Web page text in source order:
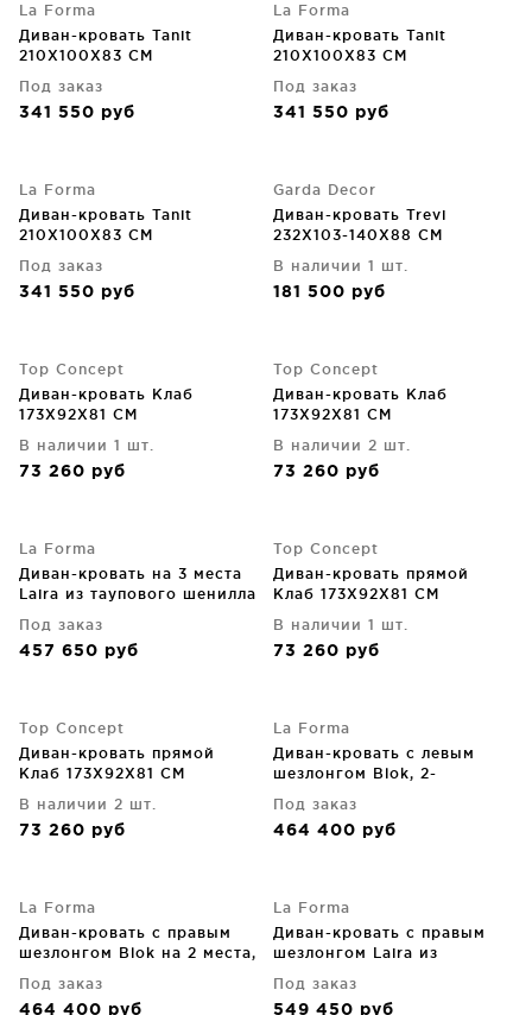
La Forma
Диван-кровать Tanit
210X100X83 CM
Под заказ
341 550 руб
La Forma
Диван-кровать Tanit
210X100X83 CM
Под заказ
341 550 руб
La Forma
Диван-кровать Tanit
210X100X83 CM
Под заказ
341 550 руб
Garda Decor
Диван-кровать Trevi
232X103-140X88 CM
В наличии 1 шт.
181 500 руб
Top Concept
Диван-кровать Клаб
173X92X81 CM
В наличии 1 шт.
73 260 руб
Top Concept
Диван-кровать Клаб
173X92X81 CM
В наличии 2 шт.
73 260 руб
La Forma
Диван-кровать на 3 места
Laira из таупового шенилла
Под заказ
457 650 руб
Top Concept
Диван-кровать прямой
Клаб 173X92X81 CM
В наличии 1 шт.
73 260 руб
Top Concept
Диван-кровать прямой
Клаб 173X92X81 CM
В наличии 2 шт.
73 260 руб
La Forma
Диван-кровать с левым
шезлонгом Blok, 2-
плотного вельвета 240 CM
Под заказ
464 400 руб
La Forma
Диван-кровать с правым
шезлонгом Blok на 2 места,
вельвета 240 CM
Под заказ
464 400 руб
La Forma
Диван-кровать с правым
шезлонгом Laira из
246X170X89 CM
Под заказ
549 450 руб